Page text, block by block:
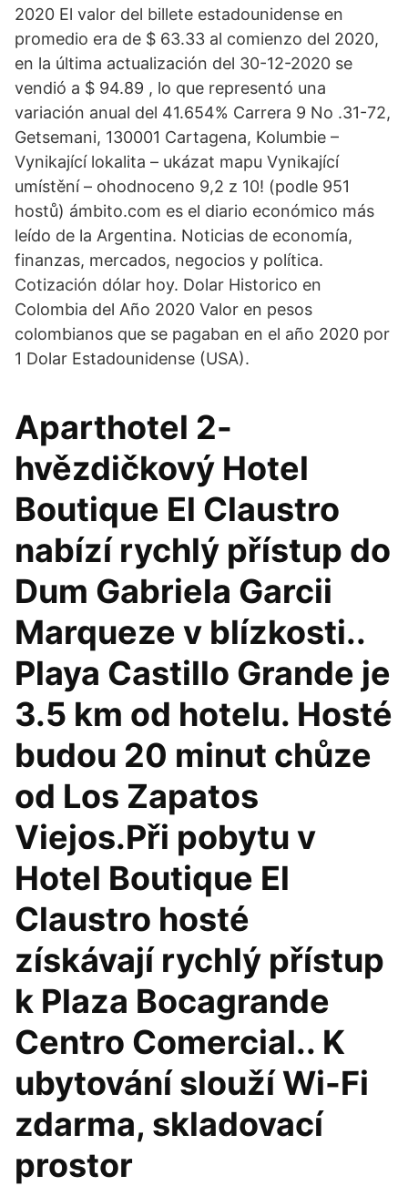
2020 El valor del billete estadounidense en
promedio era de $ 63.33 al comienzo del 2020,
en la última actualización del 30-12-2020 se
vendió a $ 94.89 , lo que representó una
variación anual del 41.654% Carrera 9 No .31-72,
Getsemani, 130001 Cartagena, Kolumbie –
Vynikající lokalita – ukázat mapu Vynikající
umístění – ohodnoceno 9,2 z 10! (podle 951
hostů) ámbito.com es el diario económico más
leído de la Argentina. Noticias de economía,
finanzas, mercados, negocios y política.
Cotización dólar hoy. Dolar Historico en
Colombia del Año 2020 Valor en pesos
colombianos que se pagaban en el año 2020 por
1 Dolar Estadounidense (USA).
Aparthotel 2-
hvězdičkový Hotel
Boutique El Claustro
nabízí rychlý přístup do
Dum Gabriela Garcii
Marqueze v blízkosti..
Playa Castillo Grande je
3.5 km od hotelu. Hosté
budou 20 minut chůze
od Los Zapatos
Viejos.Při pobytu v
Hotel Boutique El
Claustro hosté
získávají rychlý přístup
k Plaza Bocagrande
Centro Comercial.. K
ubytování slouží Wi-Fi
zdarma, skladovací
prostor